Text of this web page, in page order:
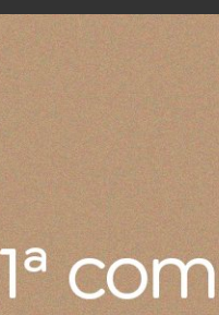
Azul Caribe 22 cm